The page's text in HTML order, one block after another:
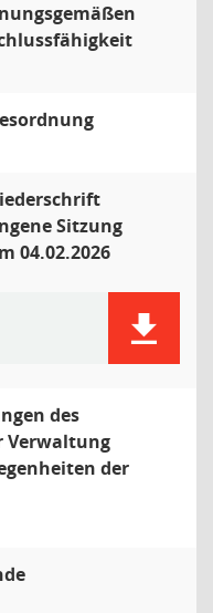
Sitzung
04.02.2026
des
Verwaltung
der